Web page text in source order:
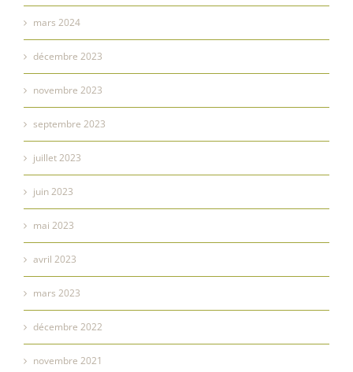
mars 2024
décembre 2023
novembre 2023
septembre 2023
juillet 2023
juin 2023
mai 2023
avril 2023
mars 2023
décembre 2022
novembre 2021